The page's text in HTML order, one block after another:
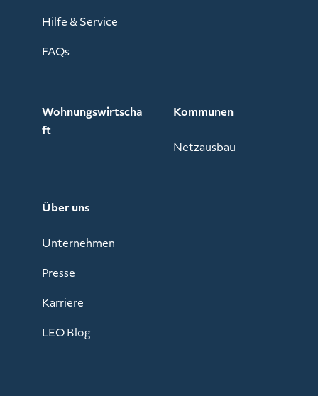
Hilfe & Service
FAQs
Wohnungswirtscha
ft
Kommunen
Netzausbau
Über uns
Unternehmen
Presse
Karriere
LEO Blog